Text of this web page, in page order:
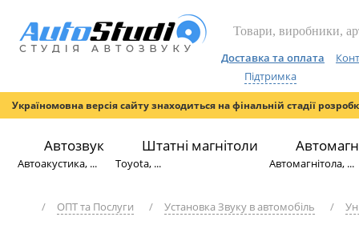
Доставка та оплата
Підтримка
Україномовна версія сайту знаходиться на фінальній стадії
Автозвук
Автоакустика, ...
Штатні магнітоли
Toyota, ... Автомагнітола, ...
/ ОПТ та Послуги / Установка Звуку в автомобіль /